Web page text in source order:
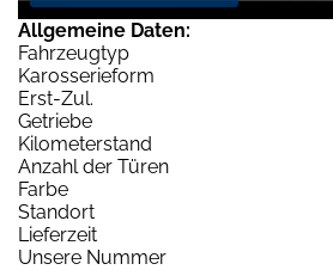
Allgemeine Daten:
Fahrzeugtyp
Karosserieform
Erst-Zul.
Getriebe
Kilometerstand
Anzahl der Türen
Farbe
Standort
Lieferzeit
Unsere Nummer